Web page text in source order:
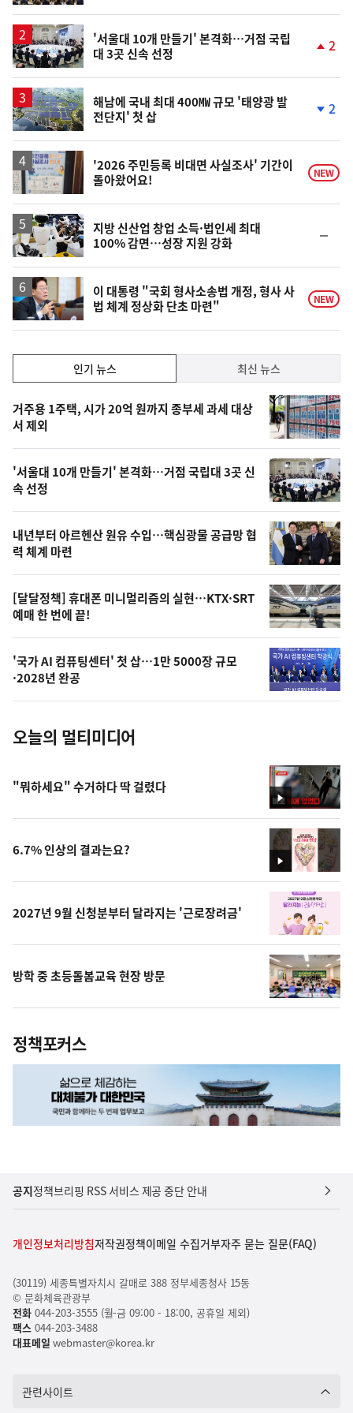
'서울대 10개 만들기' 본격화…거점 국립
대 3곳 신속 선정
2
해남에 국내 최대 400㎿ 규모 '태양광 발
전단지' 첫 삽
락
2
'2026 주민등록 비대면 사실조사' 기간이
돌아왔어요!
NEW
지방 신산업 창업 소득·법인세 최대
100% 감면…성장 지원 강화
일
이 대통령 "국회 형사소송법 개정, 형사 사
법 체계 정상화 단초 마련"
NEW
기,
최
신,
오
늘
의
영
상
오
늘
의
사
진
인기 뉴스 최신 뉴스
기
뉴
스
거주용 1주택, 시가 20억 원까지 종부세 과세 대상
서 제외
'서울대 10개 만들기' 본격화…거점 국립대 3곳 신
속 선정
내년부터 아르헨산 원유 수입…핵심광물 공급망 협
력 체계 마련
[달달정책] 휴대폰 미니멀리즘의 실현…KTX·SRT
예매 한 번에 끝!
'국가 AI 컴퓨팅센터' 첫 삽…1만 5000장 규모
·2028년 완공
오늘의 멀티미디어
영
상
"뭐하세요" 수거하다 딱 걸렸다
영
상
6.7% 인상의 결과는요?
2027년 9월 신청분부터 달라지는 '근로장려금'
방학 중 초등돌봄교육 현장 방문
정책포커스
공지정책브리핑 RSS 서비스 제공 중단 안내
개인정보처리방침저작권정책이메일 수집거부자주 묻는 질문(FAQ)
(30119) 세종특별자치시 갈매로 388 정부세종청사 15동
© 문화체육관광부
전화044-203-3555 (월-금 09:00 - 18:00, 공휴일 제외)
팩스044-203-3488
대표메일 webmaster@korea.kr
관련사이트